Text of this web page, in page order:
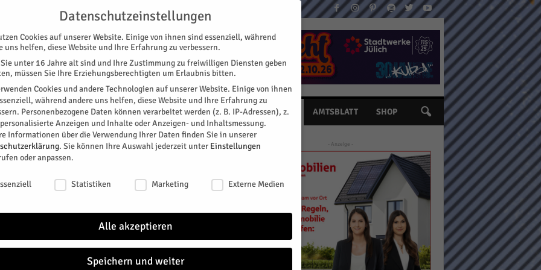
KONTAKT DATENSCHUTZ
SPEZIAL E-PAPER KINO GALERIE TERMINE AMTSBLATT SHOP
- Anzeige -
Datenschutzeinstellungen
Cookies auf unserer Website. Einige von ihnen sind essenziell, während
uns helfen, diese Website und Ihre Erfahrung zu verbessern.
unter 16 Jahre alt sind und Ihre Zustimmung zu freiwilligen Diensten geben
müssen Sie Ihre Erziehungsberechtigten um Erlaubnis bitten.
Cookies und andere Technologien auf unserer Website. Einige von ihnen
während andere uns helfen, diese Website und Ihre Erfahrung zu
Personenbezogene Daten können verarbeitet werden (z. B. IP-Adressen), z.
Anzeigen und Inhalte oder Anzeigen- und Inhaltsmessung.
Informationen über die Verwendung Ihrer Daten finden Sie in unserer
. Sie können Ihre Auswahl jederzeit unter Einstellungen
oder anpassen.
Statistiken Marketing Externe Medien
Alle akzeptieren
Speichern und weiter